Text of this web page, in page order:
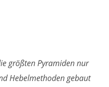
größten Pyramiden nur
Hebelmethoden gebaut